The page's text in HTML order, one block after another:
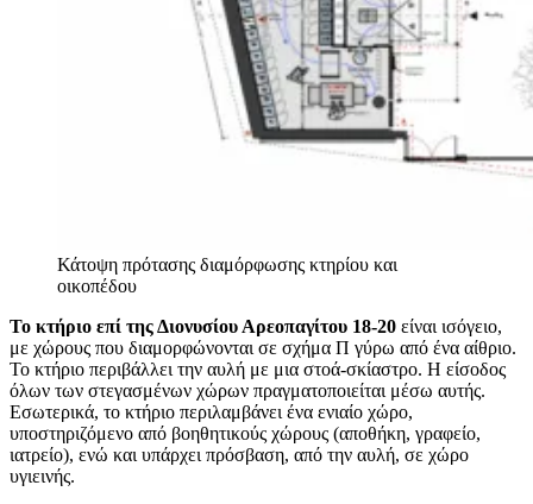
Κάτοψη πρότασης διαμόρφωσης κτηρίου και
οικοπέδου
Το κτήριο επί της Διονυσίου Αρεοπαγίτου 18-20 είναι ισόγειο,
με χώρους που διαμορφώνονται σε σχήμα Π γύρω από ένα αίθριο.
Το κτήριο περιβάλλει την αυλή με μια στοά-σκίαστρο. Η είσοδος
όλων των στεγασμένων χώρων πραγματοποιείται μέσω αυτής.
Εσωτερικά, το κτήριο περιλαμβάνει ένα ενιαίο χώρο,
υποστηριζόμενο από βοηθητικούς χώρους (αποθήκη, γραφείο,
ιατρείο), ενώ και υπάρχει πρόσβαση, από την αυλή, σε χώρο
υγιεινής.